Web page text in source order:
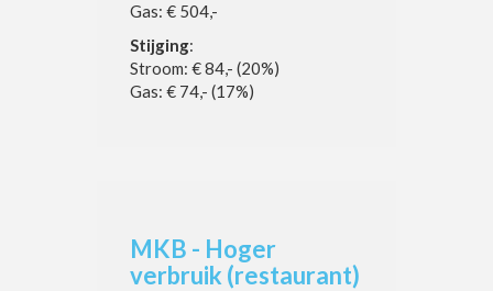
Gas: € 504,-
Stijging:
Stroom: € 84,- (20%)
Gas: € 74,- (17%)
MKB - Hoger
verbruik (restaurant)